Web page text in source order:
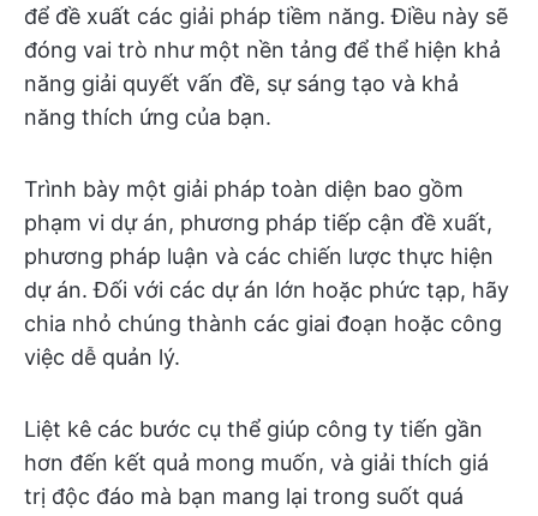
để đề xuất các giải pháp tiềm năng. Điều này sẽ
đóng vai trò như một nền tảng để thể hiện khả
năng giải quyết vấn đề, sự sáng tạo và khả
năng thích ứng của bạn.
Trình bày một giải pháp toàn diện bao gồm
phạm vi dự án, phương pháp tiếp cận đề xuất,
phương pháp luận và các chiến lược thực hiện
dự án. Đối với các dự án lớn hoặc phức tạp, hãy
chia nhỏ chúng thành các giai đoạn hoặc công
việc dễ quản lý.
Liệt kê các bước cụ thể giúp công ty tiến gần
hơn đến kết quả mong muốn, và giải thích giá
trị độc đáo mà bạn mang lại trong suốt quá